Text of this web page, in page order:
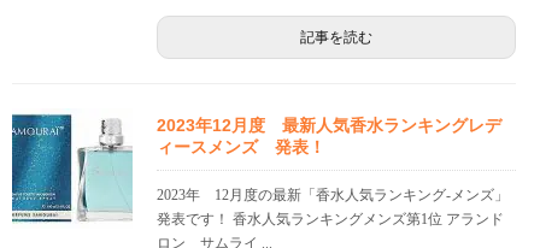
記事を読む
2023年12月度 最新人気香水ランキングレデ
ィースメンズ 発表！
2023年 12月度の最新「香水人気ランキング-メンズ」
発表です！ 香水人気ランキングメンズ第1位 アランド
ロン サムライ ...